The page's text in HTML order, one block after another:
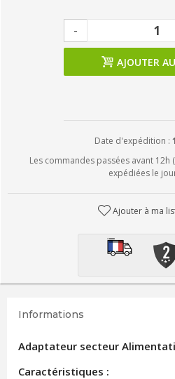
-
AJOUTER
Date d'expédition :
Les commandes passées avant 12h
expédiées le
Ajouter à ma
Informations
Adaptateur secteur
Caractéristiques :